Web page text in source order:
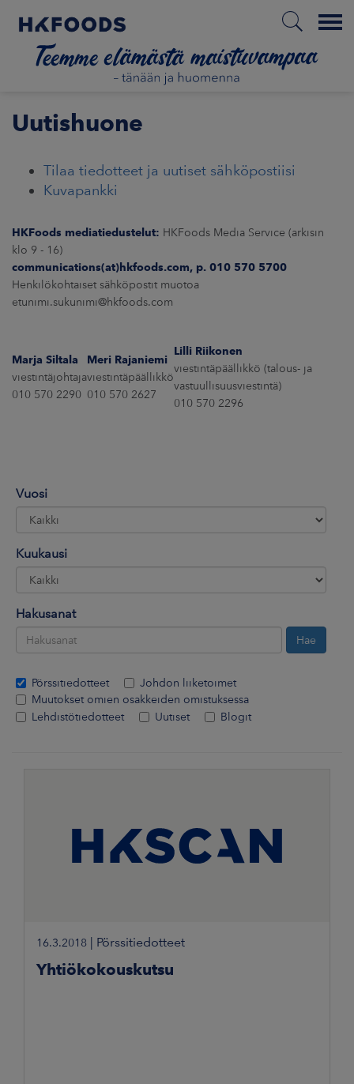
Menu
ETUSIVU
MEISTÄ
Uutishuone
Tilaa tiedotteet ja uutiset sähköpostiisi
Kuvapankki
HKFoods mediatiedustelut: HKFoods Media Service (arkisin
klo 9 - 16)
communications(at)hkfoods.com, p. 010 570 5700
Henkilökohtaiset sähköpostit muotoa
etunimi.sukunimi@hkfoods.com
Marja Siltala
viestintäjohtaja
010 570 2290
Meri Rajaniemi
viestintäpäällikkö
010 570 2627
Lilli Riikonen
viestintäpäällikkö (talous- ja
vastuullisuusviestintä)
010 570 2296
Vuosi
Kuukausi
Hakusanat
Pörssitiedotteet
Johdon liiketoimet
Muutokset omien osakkeiden omistuksessa
Lehdistötiedotteet
Uutiset Blogit
16.3.2018 Pörssitiedotteet
Yhtiökokouskutsu